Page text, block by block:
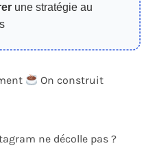
une stratégie au
On construit
ne décolle pas ?